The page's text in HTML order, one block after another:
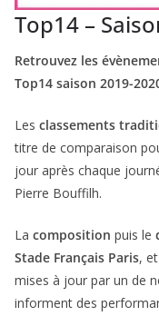
Top14 –
Retrouvez les
Top14 saison 2019-
Les classements
titre de comparaison
jour après chaque
Pierre Bouffilh.
La composition puis le
Stade Français Paris,
mises à jour par un de
informent des